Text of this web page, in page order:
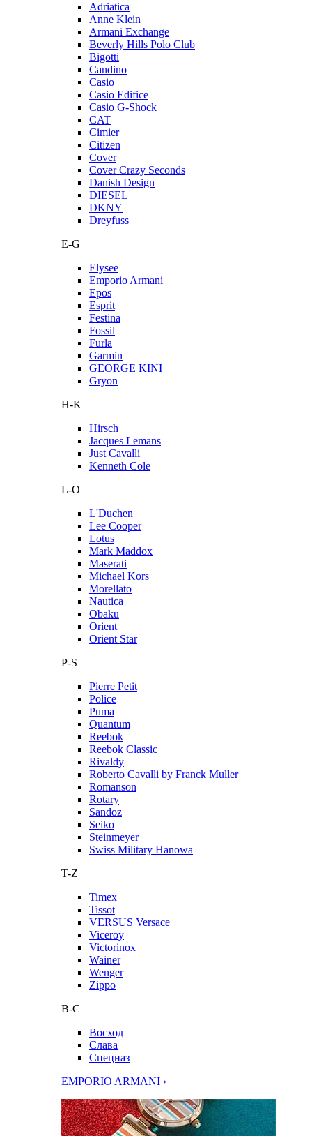
Adriatica
Anne Klein
Armani Exchange
Beverly Hills Polo Club
Bigotti
Candino
Casio
Casio Edifice
Casio G-Shock
CAT
Cimier
Citizen
Cover
Cover Crazy Seconds
Danish Design
DIESEL
DKNY
Dreyfuss
E-G
Elysee
Emporio Armani
Epos
Esprit
Festina
Fossil
Furla
Garmin
GEORGE KINI
Gryon
H-K
Hirsch
Jacques Lemans
Just Cavalli
Kenneth Cole
L-O
L'Duchen
Lee Cooper
Lotus
Mark Maddox
Maserati
Michael Kors
Morellato
Nautica
Obaku
Orient
Orient Star
P-S
Pierre Petit
Police
Puma
Quantum
Reebok
Reebok Classic
Rivaldy
Roberto Cavalli by Franck Muller
Romanson
Rotary
Sandoz
Seiko
Steinmeyer
Swiss Military Hanowa
T-Z
Timex
Tissot
VERSUS Versace
Viceroy
Victorinox
Wainer
Wenger
Zippo
В-С
Восход
Слава
Спецназ
EMPORIO ARMANI ›